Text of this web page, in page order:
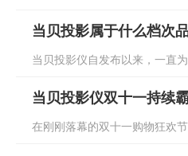
当贝投影属于什么档次
当贝投影仪自发布以来，一直
当贝投影仪双十一持续
在刚刚落幕的双十一购物狂欢